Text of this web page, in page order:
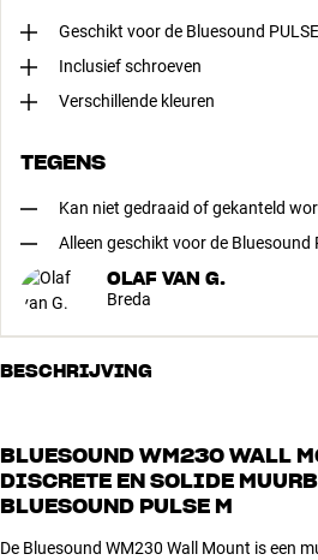
Geschikt voor de Bluesound
Inclusief schroeven
Verschillende kleuren
TEGENS
Kan niet gedraaid of gekanteld
Alleen geschikt voor de Bluesound
OLAF VAN G.
Breda
BESCHRIJVING
BLUESOUND WM230 WALL
DISCRETE EN SOLIDE
BLUESOUND PULSE M
De Bluesound WM230 Wall Mount is een